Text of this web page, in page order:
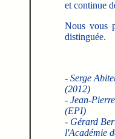
et continue
Nous vous
distinguée.
- Serge
(2012)
- Jean-
(EPI)
- Gérard
l'Académie